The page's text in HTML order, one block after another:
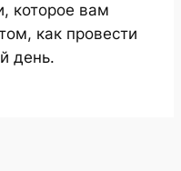
которое вам
как провести
день.